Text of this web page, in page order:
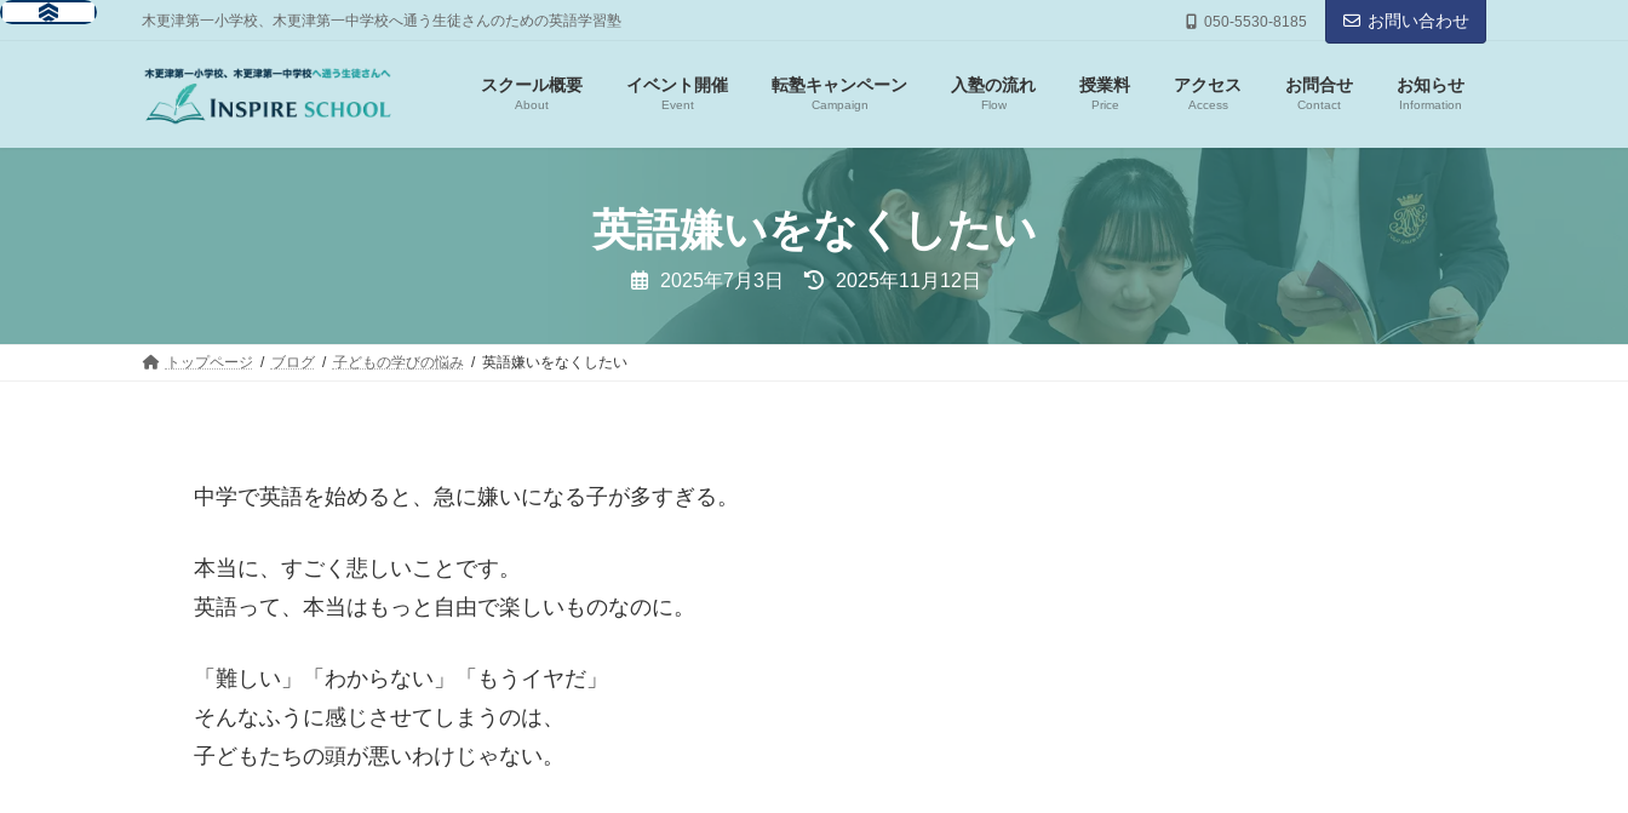
コ
ナ
木更津第一小学校、木更津第一中学校へ通う生徒さんのための英語学習塾 050-5530-8185 お問い合わせ
スクール概要
About
イベント開催
Event
転塾キャンペーン
Campaign
入塾の流れ
Flow
授業料
Price
アクセス
Access
お問合せ
Contact
お知らせ
Information
英語嫌いをなくしたい
2025年7月3日
最
終
2025年11月12日
トップページ ブログ 子どもの学びの悩み 英語嫌いをなくしたい
中学で英語を始めると、急に嫌いになる子が多すぎる。
本当に、すごく悲しいことです。
英語って、本当はもっと自由で楽しいものなのに。
「難しい」「わからない」「もうイヤだ」
そんなふうに感じさせてしまうのは、
子どもたちの頭が悪いわけじゃない。